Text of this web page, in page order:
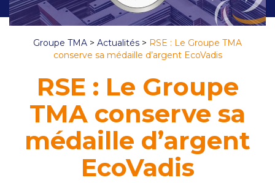
Groupe TMA > Actualités > RSE : Le Groupe TMA
conserve sa médaille d’argent EcoVadis
RSE : Le Groupe
TMA conserve sa
médaille d’argent
EcoVadis